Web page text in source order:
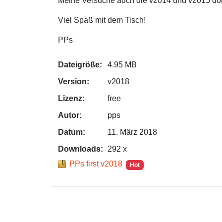
Viel Spaß mit dem Tisch!
PPs
Dateigröße:
4.95 MB
Version:
v2018
Lizenz:
free
Autor:
pps
Datum:
11. März 2018
Downloads:
292 x
PPs first v2018
Hot